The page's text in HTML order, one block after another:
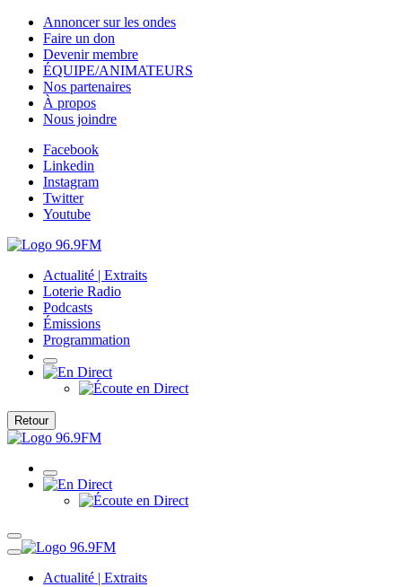
Annoncer sur les ondes
Faire un don
Devenir membre
ÉQUIPE/ANIMATEURS
Nos partenaires
À propos
Nous joindre
Facebook
Linkedin
Instagram
Twitter
Youtube
Actualité | Extraits
Loterie Radio
Podcasts
Émissions
Programmation
Retour
Actualité | Extraits